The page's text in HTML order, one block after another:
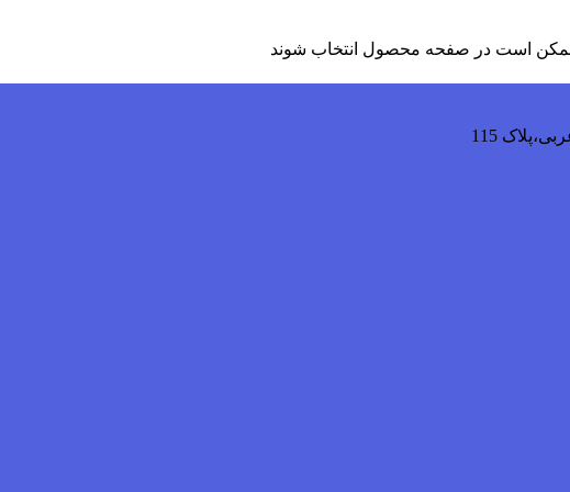
ممکن است در صفحه محصول انتخاب شوند